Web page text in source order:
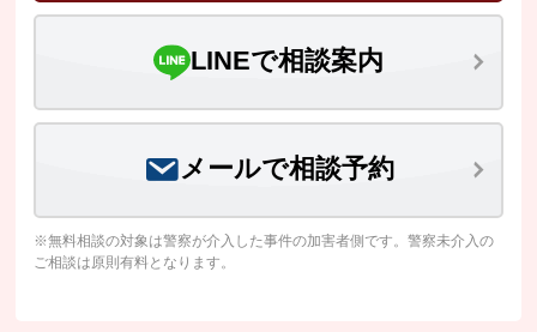
LINEで相談案内
メールで相談予約
※無料相談の対象は警察が介入した事件の加害者側です。警察未介入の
ご相談は原則有料となります。